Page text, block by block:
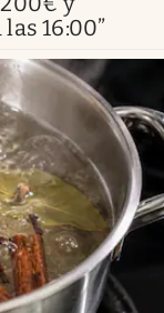
16:00”